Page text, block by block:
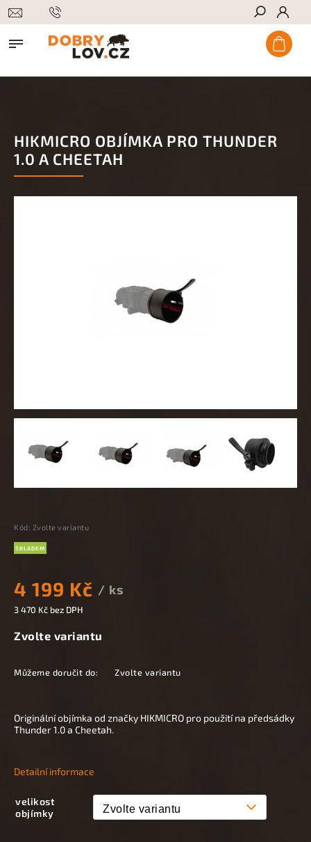
Hledat
HIKMICRO OBJÍMKA PRO THUNDER
1.0 A CHEETAH
Kód: Zvolte variantu
SKLADEM
4 199 Kč / ks
3 470 Kč bez DPH
Zvolte variantu
Můžeme doručit do: Zvolte variantu
velikost
objímky
Originální objímka od značky HIKMICRO pro použití na předsádky
Thunder 1.0 a Cheetah.
Detailní informace